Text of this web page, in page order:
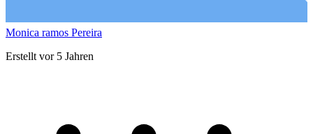
Monica ramos Pereira
Erstellt vor 5 Jahren